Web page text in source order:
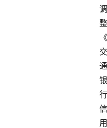
调
整
《
交
通
银
行
信
用